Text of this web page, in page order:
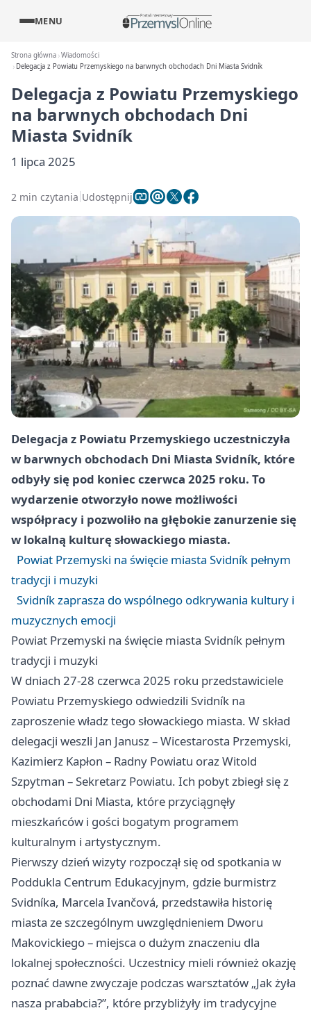
MENU
Strona główna Wiadomości
Delegacja z Powiatu Przemyskiego na barwnych obchodach Dni Miasta Svidník
Delegacja z Powiatu Przemyskiego
na barwnych obchodach Dni
Miasta Svidník
1 lipca 2025
2 min czytania Udostępnij
Delegacja z Powiatu Przemyskiego uczestniczyła
w barwnych obchodach Dni Miasta Svidník, które
odbyły się pod koniec czerwca 2025 roku. To
wydarzenie otworzyło nowe możliwości
współpracy i pozwoliło na głębokie zanurzenie się
w lokalną kulturę słowackiego miasta.
Powiat Przemyski na święcie miasta Svidník pełnym
tradycji i muzyki
Svidník zaprasza do wspólnego odkrywania kultury i
muzycznych emocji
Powiat Przemyski na święcie miasta Svidník pełnym
tradycji i muzyki
W dniach 27-28 czerwca 2025 roku przedstawiciele
Powiatu Przemyskiego odwiedzili Svidník na
zaproszenie władz tego słowackiego miasta. W skład
delegacji weszli Jan Janusz – Wicestarosta Przemyski,
Kazimierz Kapłon – Radny Powiatu oraz Witold
Szpytman – Sekretarz Powiatu. Ich pobyt zbiegł się z
obchodami Dni Miasta, które przyciągnęły
mieszkańców i gości bogatym programem
kulturalnym i artystycznym.
Pierwszy dzień wizyty rozpoczął się od spotkania w
Poddukla Centrum Edukacyjnym, gdzie burmistrz
Svidníka, Marcela Ivančová, przedstawiła historię
miasta ze szczególnym uwzględnieniem Dworu
Makovickiego – miejsca o dużym znaczeniu dla
lokalnej społeczności. Uczestnicy mieli również okazję
poznać dawne zwyczaje podczas warsztatów „Jak żyła
nasza prababcia?”, które przybliżyły im tradycyjne